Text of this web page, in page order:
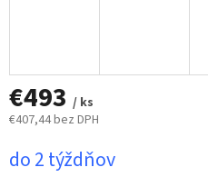
€493 / ks
€407,44 bez DPH
cena:
do 2 týždňov